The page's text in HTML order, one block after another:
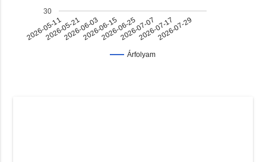
Árfolyam
2026-05-112026-05-212026-06-032026-06-152026-06-252026-07-072026-07-172026-07-29
30